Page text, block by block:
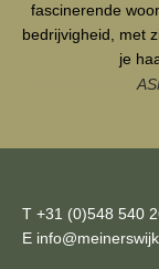
fascinerende
bedrijvigheid, met
je
T +31 (0)548 540
E